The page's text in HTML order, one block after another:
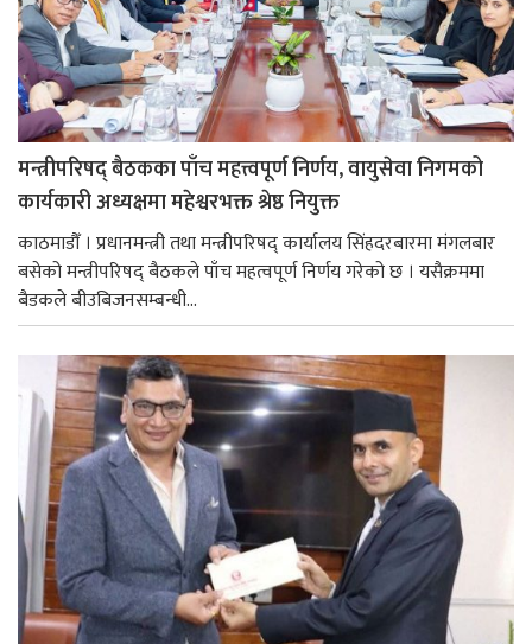
मन्त्रीपरिषद् बैठकका पाँच महत्त्वपूर्ण निर्णय, वायुसेवा निगमको
कार्यकारी अध्यक्षमा महेश्वरभक्त श्रेष्ठ नियुक्त
काठमाडौँ । प्रधानमन्त्री तथा मन्त्रीपरिषद् कार्यालय सिंहदरबारमा मंगलबार
बसेको मन्त्रीपरिषद् बैठकले पाँच महत्वपूर्ण निर्णय गरेको छ । यसैक्रममा
बैडकले बीउबिजनसम्बन्धी...